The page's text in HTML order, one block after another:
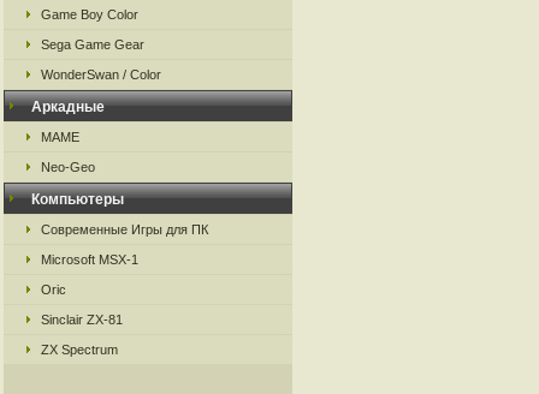
Game Boy Color
Sega Game Gear
WonderSwan / Color
Аркадные
MAME
Neo-Geo
Компьютеры
Современные Игры для ПК
Microsoft MSX-1
Oric
Sinclair ZX-81
ZX Spectrum